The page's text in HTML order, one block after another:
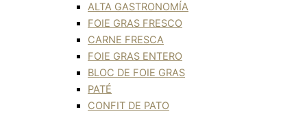
ALTA GASTRONOMÍA
FOIE GRAS FRESCO
CARNE FRESCA
FOIE GRAS ENTERO
BLOC DE FOIE GRAS
PATÉ
CONFIT DE PATO